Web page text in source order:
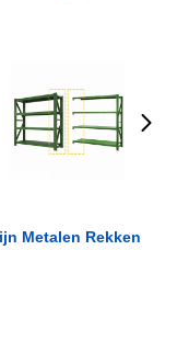
Metalen Rekken